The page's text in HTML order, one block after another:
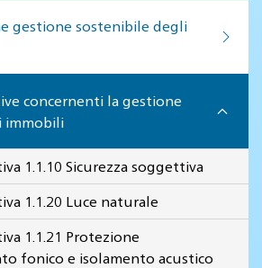
gestione so­ste­ni­bi­le de­gli
concernenti la gestione
immobili
1.1.10 Sicurezza soggettiva
1.1.20 Luce naturale
1.1.21 Protezione
fonico e isolamento acustico